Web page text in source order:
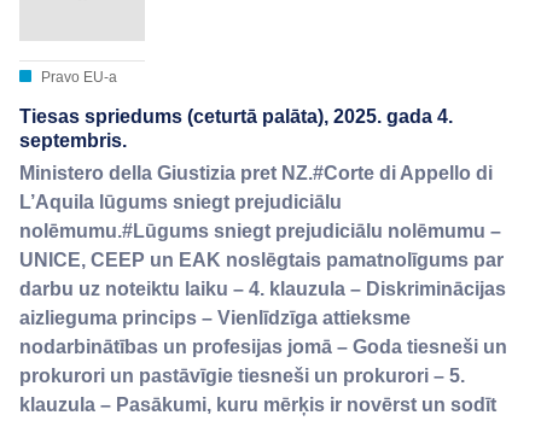
Pravo EU-a
Tiesas spriedums (ceturtā palāta), 2025. gada 4.
septembris.
Ministero della Giustizia pret NZ.#Corte di Appello di
L’Aquila lūgums sniegt prejudiciālu
nolēmumu.#Lūgums sniegt prejudiciālu nolēmumu –
UNICE, CEEP un EAK noslēgtais pamatnolīgums par
darbu uz noteiktu laiku – 4. klauzula – Diskriminācijas
aizlieguma princips – Vienlīdzīga attieksme
nodarbinātības un profesijas jomā – Goda tiesneši un
prokurori un pastāvīgie tiesneši un prokurori – 5.
klauzula – Pasākumi, kuru mērķis ir novērst un sodīt